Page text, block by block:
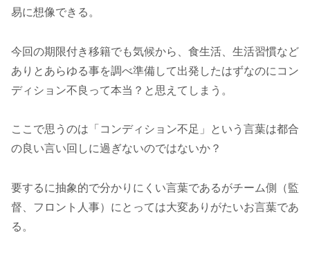
易に想像できる。
今回の期限付き移籍でも気候から、食生活、生活習慣など
ありとあらゆる事を調べ準備して出発したはずなのにコン
ディション不良って本当？と思えてしまう。
ここで思うのは「コンディション不足」という言葉は都合
の良い言い回しに過ぎないのではないか？
要するに抽象的で分かりにくい言葉であるがチーム側（監
督、フロント人事）にとっては大変ありがたいお言葉であ
る。